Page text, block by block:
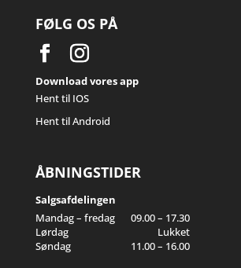
FØLG OS PÅ
Download vores app
Hent til IOS
Hent til Android
ÅBNINGSTIDER
Salgsafdelingen
Mandag – fredag
09.00 – 17.30
Lørdag
Lukket
Søndag
11.00 – 16.00